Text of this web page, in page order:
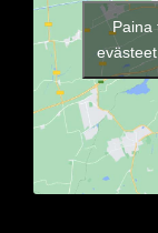
Paina